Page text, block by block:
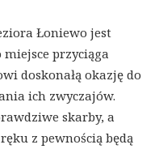
Łoniewo jest
przyciąga
doskonałą okazję do
ich zwyczajów.
skarby, a
z pewnością będą